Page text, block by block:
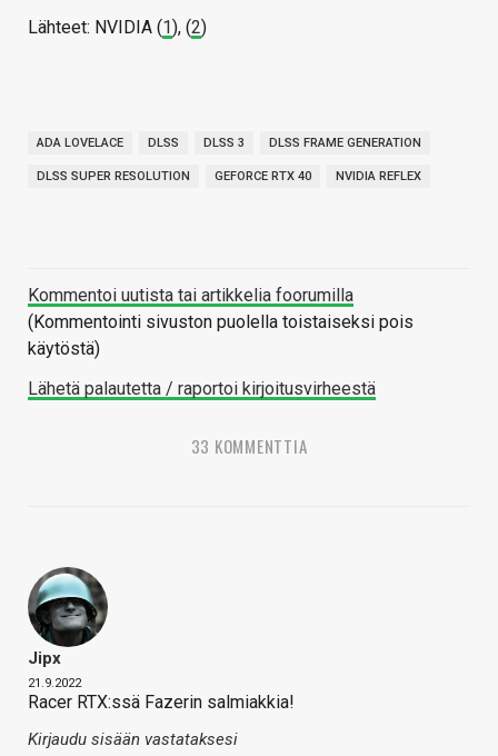
Lähteet: NVIDIA (1), (2)
ADA LOVELACE DLSS DLSS 3 DLSS FRAME GENERATION
DLSS SUPER RESOLUTION GEFORCE RTX 40 NVIDIA REFLEX
Kommentoi uutista tai artikkelia foorumilla
(Kommentointi sivuston puolella toistaiseksi pois
käytöstä)
Lähetä palautetta / raportoi kirjoitusvirheestä
33 KOMMENTTIA
Jipx
21.9.2022
Racer RTX:ssä Fazerin salmiakkia!
Kirjaudu sisään vastataksesi